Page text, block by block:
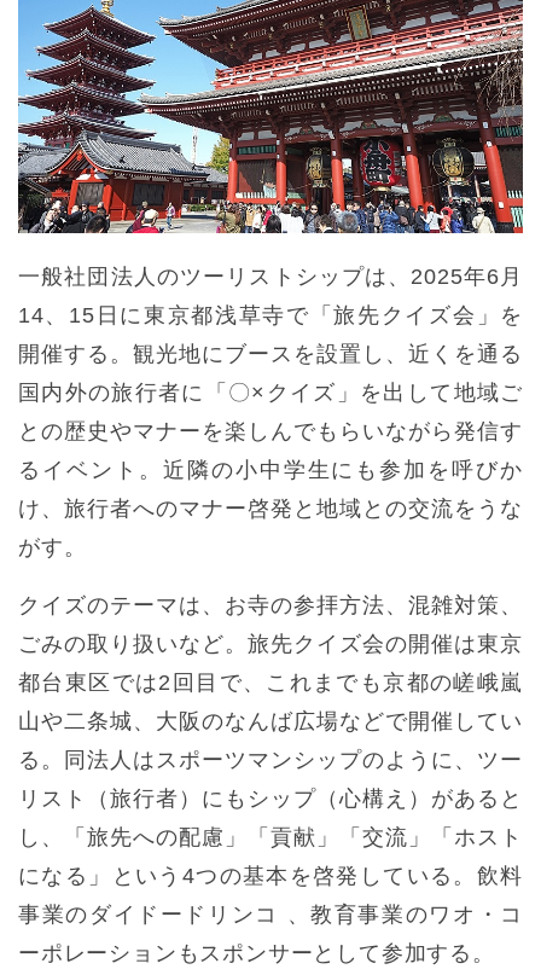
一般社団法人のツーリストシップは、2025年6月
14、15日に東京都浅草寺で「旅先クイズ会」を
開催する。観光地にブースを設置し、近くを通る
国内外の旅行者に「〇×クイズ」を出して地域ご
との歴史やマナーを楽しんでもらいながら発信す
るイベント。近隣の小中学生にも参加を呼びか
け、旅行者へのマナー啓発と地域との交流をうな
がす。
クイズのテーマは、お寺の参拝方法、混雑対策、
ごみの取り扱いなど。旅先クイズ会の開催は東京
都台東区では2回目で、これまでも京都の嵯峨嵐
山や二条城、大阪のなんば広場などで開催してい
る。同法人はスポーツマンシップのように、ツー
リスト（旅行者）にもシップ（心構え）があると
し、「旅先への配慮」「貢献」「交流」「ホスト
になる」という4つの基本を啓発している。飲料
事業のダイドードリンコ 、教育事業のワオ・コ
ーポレーションもスポンサーとして参加する。